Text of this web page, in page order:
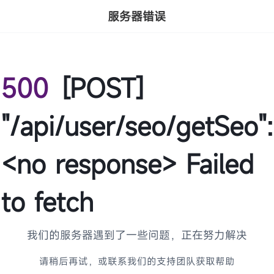
服务器错误
500 [POST]
"/api/user/seo/getSeo":
<no response> Failed
to fetch
我们的服务器遇到了一些问题，正在努力解决
请稍后再试，或联系我们的支持团队获取帮助